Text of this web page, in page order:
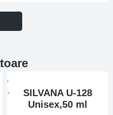
SILVANA U-128
Unisex,50 ml